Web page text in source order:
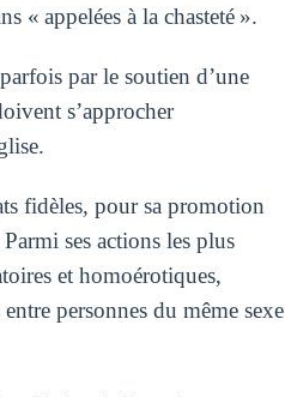
« appelées à la chasteté ».
par le soutien d’une
s’approcher
fidèles, pour sa promotion
ses actions les plus
et homoérotiques,
personnes du même sexe